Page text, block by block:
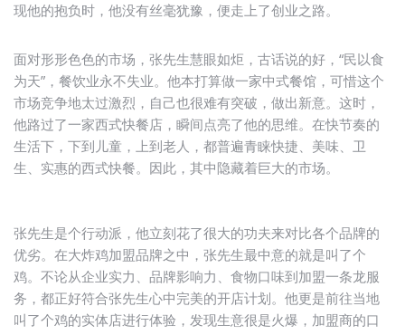
现他的抱负时，他没有丝毫犹豫，便走上了创业之路。
面对形形色色的市场，张先生慧眼如炬，古话说的好，“民以食
为天”，餐饮业永不失业。他本打算做一家中式餐馆，可惜这个
市场竞争地太过激烈，自己也很难有突破，做出新意。这时，
他路过了一家西式快餐店，瞬间点亮了他的思维。在快节奏的
生活下，下到儿童，上到老人，都普遍青睐快捷、美味、卫
生、实惠的西式快餐。因此，其中隐藏着巨大的市场。
张先生是个行动派，他立刻花了很大的功夫来对比各个品牌的
优劣。在大炸鸡加盟品牌之中，张先生最中意的就是叫了个
鸡。不论从企业实力、品牌影响力、食物口味到加盟一条龙服
务，都正好符合张先生心中完美的开店计划。他更是前往当地
叫了个鸡的实体店进行体验，发现生意很是火爆，加盟商的口